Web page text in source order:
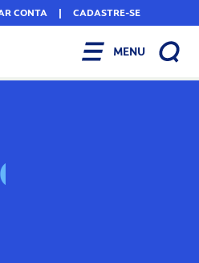
CONTA | CADASTRE-SE
MENU
o